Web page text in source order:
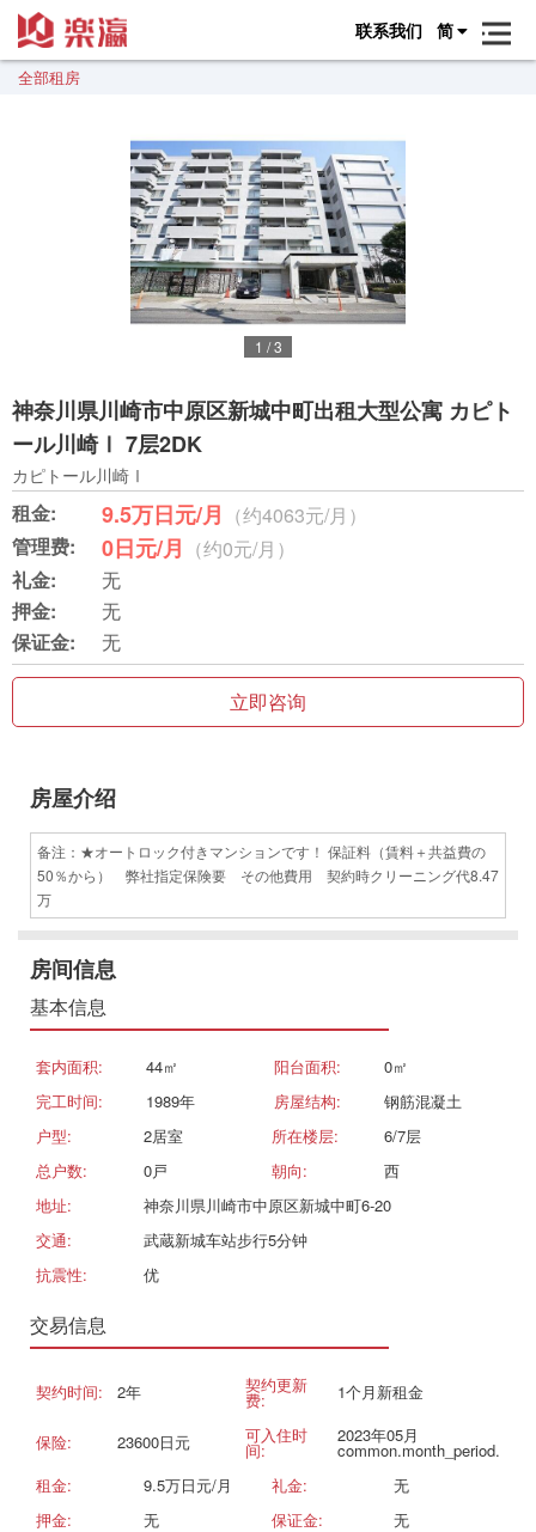
联系我们 简
全部租房
1 /3
神奈川県川崎市中原区新城中町出租大型公寓 カピト
ール川崎Ⅰ 7层2DK
カピトール川崎Ⅰ
租金: 9.5万日元/月 （约4063元/月）
管理费:
0日元/月 （约0元/月）
礼金:
无
押金:
无
保证金:
无
立即咨询
房屋介绍
备注：★オートロック付きマンションです！ 保証料（賃料＋共益費の
50％から） 弊社指定保険要 その他費用 契約時クリーニング代8.47
万
房间信息
基本信息
套内面积: 44㎡ 阳台面积:
0㎡
完工时间:
1989年 房屋结构:
钢筋混凝土
户型:
2居室 所在楼层:
6/7层
总户数:
0戸 朝向:
西
地址:
神奈川県川崎市中原区新城中町6-20
交通:
武蔵新城车站步行5分钟
抗震性:
优
交易信息
契约时间: 2年 契约更新
费: 1个月新租金
保险: 23600日元 可入住时
间:
2023年05月
common.month_period.
租金:
9.5万日元/月 礼金:
无
押金:
无 保证金:
无